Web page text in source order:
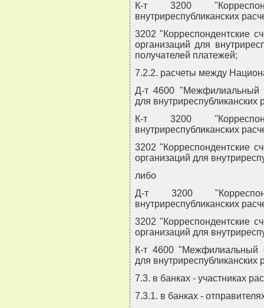
К-т 3200
внутриреспубликанских
3202 "Корреспондентские
организаций для
получателей платежей;
7.2.2. расчеты между
Д-т 4600 "Межфилиальный
для внутриреспубликанских
К-т 3200
внутриреспубликанских
3202 "Корреспондентские
организаций для
либо
Д-т 3200
внутриреспубликанских
3202 "Корреспондентские
организаций для
К-т 4600 "Межфилиальный
для внутриреспубликанских
7.3. в банках - участниках
7.3.1. в банках -